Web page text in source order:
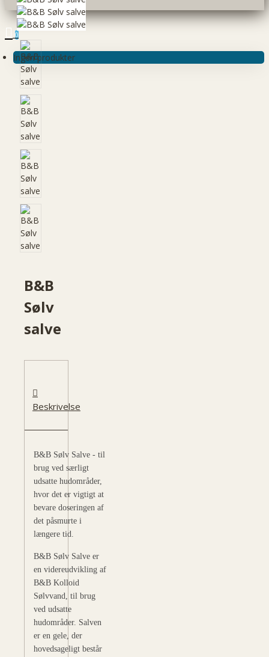
0 vare(r) - 0 DKK
0
Ingen produkter
B&B
Sølv
salve
Beskrivelse
B&B Sølv Salve - til
brug ved særligt
udsatte hudområder,
hvor det er vigtigt at
bevare doseringen af
det påsmurte i
længere tid.
B&B Sølv Salve er
en videreudvikling af
B&B Kolloid
Sølvvand, til brug
ved udsatte
hudområder. Salven
er en gele, der
hovedsageligt består